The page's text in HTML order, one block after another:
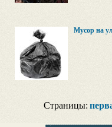
Мусор на
Страницы: